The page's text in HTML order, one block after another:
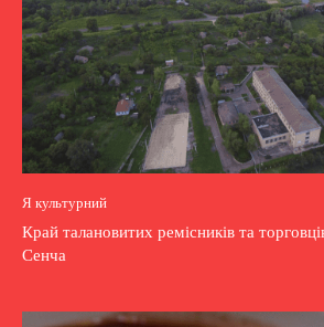
Я культурний
Край талановитих ремісників та
Сенча